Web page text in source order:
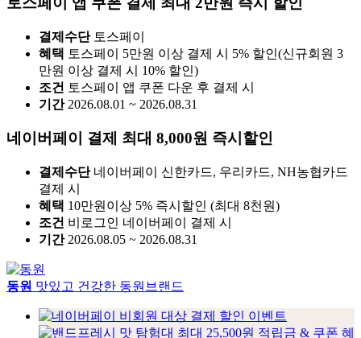
결제수단 토스페이
혜택 토스페이 5만원 이상 결제 시 5% 할인(신규회원 3
만원 이상 결제 시 10% 할인)
조건 토스페이 앱 쿠폰 다운 후 결제 시
기간 2026.08.01 ~ 2026.08.31
네이버페이 결제 최대 8,000원 즉시할인
결제수단 네이버페이 신한카드, 우리카드, NH농협카드
결제 시
혜택 10만원이상 5% 즉시할인 (최대 8천원)
조건 비로그인 네이버페이 결제 시
기간 2026.08.05 ~ 2026.08.31
동원 맛있고 건강한 동원브랜드